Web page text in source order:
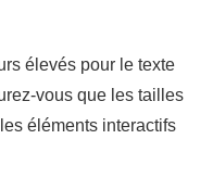
élevés pour le texte
vous que les tailles
éléments interactifs